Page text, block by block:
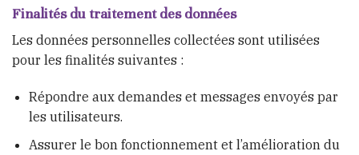
Finalités du traitement des données
Les données personnelles collectées sont utilisées
pour les finalités suivantes :
Répondre aux demandes et messages envoyés par
les utilisateurs.
Assurer le bon fonctionnement et l’amélioration du